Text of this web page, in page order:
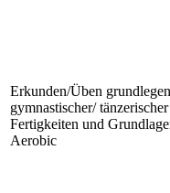
Erkunden/Üben
gymnastischer/ tänzerischer
Fertigkeiten und
Aerobic